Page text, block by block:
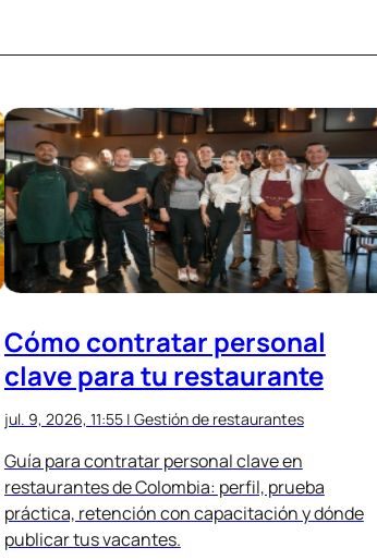
Cómo contratar personal
clave para tu restaurante
jul. 9, 2026, 11:55| Gestión de restaurantes
Guía para contratar personal clave en
restaurantes de Colombia: perfil, prueba
práctica, retención con capacitación y dónde
publicar tus vacantes.